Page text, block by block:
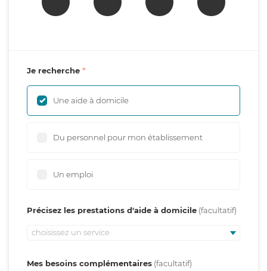
Je recherche
Une aide à domicile
Du personnel pour mon établissement
Un emploi
Précisez les prestations d'aide à domicile
choisissez un service
Mes besoins complémentaires